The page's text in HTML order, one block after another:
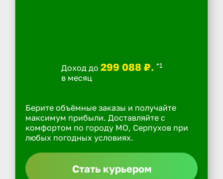
Доход до 299 088 ₽. *1
в месяц
Берите объёмные заказы и получайте
максимум прибыли. Доставляйте с
комфортом по городу МО, Серпухов при
любых погодных условиях.
Стать курьером